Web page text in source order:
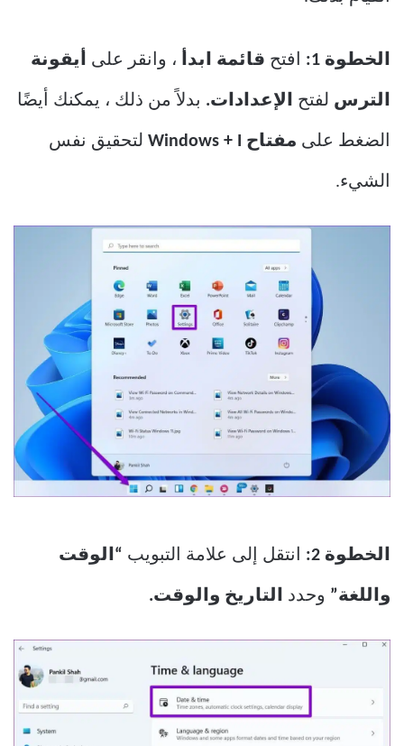
الخطوة 1: افتح قائمة ابدأ ، وانقر على أيقونة
الترس لفتح الإعدادات. بدلاً من ذلك ، يمكنك أيضًا
الضغط على مفتاح Windows + I لتحقيق نفس
الشيء.
الخطوة 2: انتقل إلى علامة التبويب “الوقت
واللغة” وحدد التاريخ والوقت.